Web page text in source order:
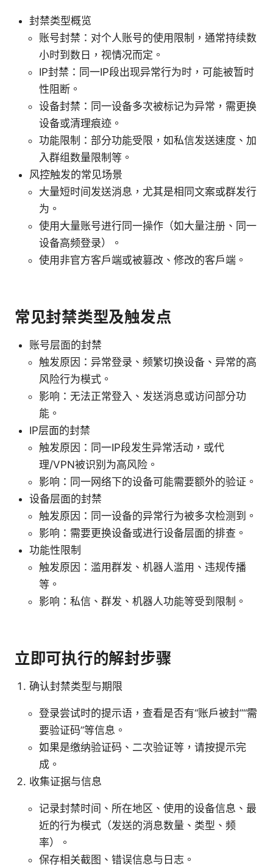
封禁类型概览
账号封禁：对个人账号的使用限制，通常持续数
小时到数日，视情况而定。
IP封禁：同一IP段出现异常行为时，可能被暂时
性阻断。
设备封禁：同一设备多次被标记为异常，需更换
设备或清理痕迹。
功能限制：部分功能受限，如私信发送速度、加
入群组数量限制等。
风控触发的常见场景
大量短时间发送消息，尤其是相同文案或群发行
为。
使用大量账号进行同一操作（如大量注册、同一
设备高频登录）。
使用非官方客户端或被篡改、修改的客户端。
常见封禁类型及触发点
账号层面的封禁
触发原因：异常登录、频繁切换设备、异常的高
风险行为模式。
影响：无法正常登入、发送消息或访问部分功
能。
IP层面的封禁
触发原因：同一IP段发生异常活动，或代
理/VPN被识别为高风险。
影响：同一网络下的设备可能需要额外的验证。
设备层面的封禁
触发原因：同一设备的异常行为被多次检测到。
影响：需要更换设备或进行设备层面的排查。
功能性限制
触发原因：滥用群发、机器人滥用、违规传播
等。
影响：私信、群发、机器人功能等受到限制。
立即可执行的解封步骤
确认封禁类型与期限
登录尝试时的提示语，查看是否有“账户被封”“需
要验证码”等信息。
如果是缴纳验证码、二次验证等，请按提示完
成。
收集证据与信息
记录封禁时间、所在地区、使用的设备信息、最
近的行为模式（发送的消息数量、类型、频
率）。
保存相关截图、错误信息与日志。